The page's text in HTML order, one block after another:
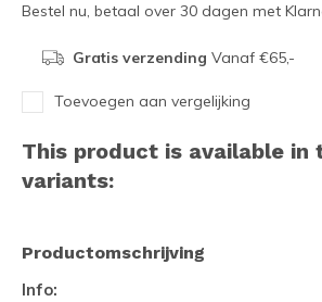
Bestel nu, betaal over 30 dagen met
Gratis verzending Vanaf €65,-
Toevoegen aan vergelijking
This product is available in
variants:
Productomschrijving
Info: